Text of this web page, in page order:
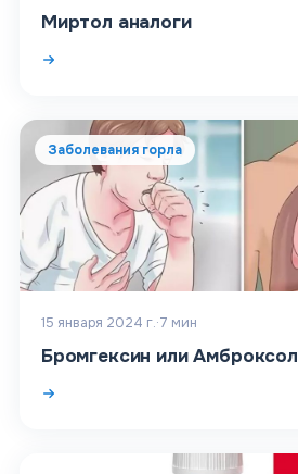
Миртол аналоги
Заболевания горла
15 января 2024 г.·7 мин
Бромгексин или Амброксол